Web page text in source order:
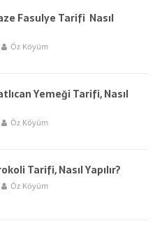
Fasulye Tarifi Nasıl
Öz Köyüm
Yemeği Tarifi, Nasıl
Öz Köyüm
Tarifi, Nasıl Yapılır?
Öz Köyüm